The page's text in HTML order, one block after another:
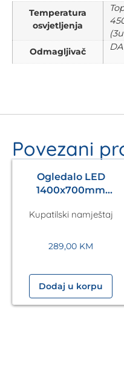
Temperatura
osvjetljenja
Odmagljivač
DA
Povezani
Ogledalo LED
1400x700mm
Kupatilski namještaj
289,00 KM
Dodaj u korpu